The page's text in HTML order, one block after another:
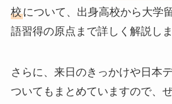
校について、出身高校から大学
語習得の原点まで詳しく解説しま
さらに、来日のきっかけや日本
ついてもまとめていますので、